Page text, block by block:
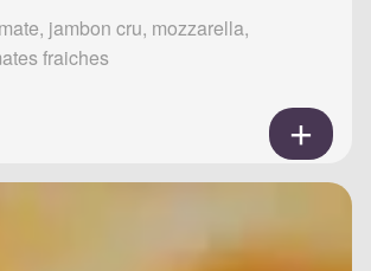
jambon cru, mozzarella,
fraiches